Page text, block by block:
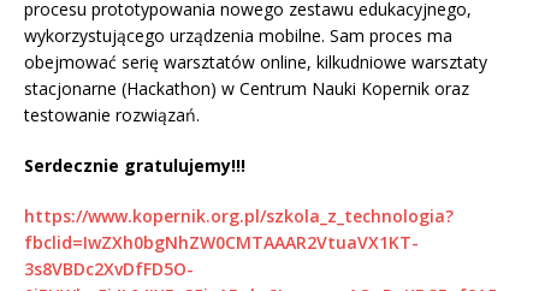
procesu prototypowania nowego zestawu edukacyjnego,
wykorzystującego urządzenia mobilne. Sam proces ma
obejmować serię warsztatów online, kilkudniowe warsztaty
stacjonarne (Hackathon) w Centrum Nauki Kopernik oraz
testowanie rozwiązań.
Serdecznie gratulujemy!!!
https://www.kopernik.org.pl/szkola_z_technologia?
fbclid=IwZXh0bgNhZW0CMTAAAR2VtuaVX1KT-
3s8VBDc2XvDfFD5O-